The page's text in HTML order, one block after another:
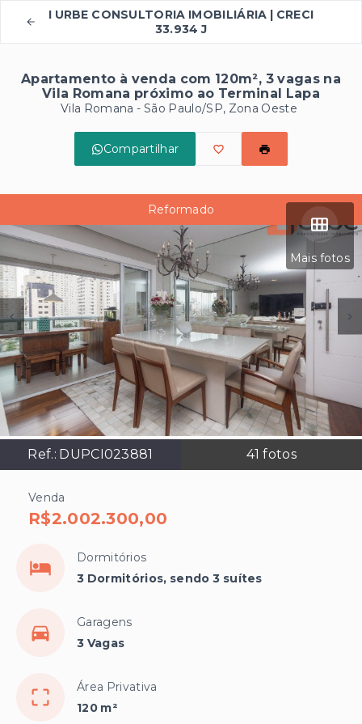
I URBE CONSULTORIA IMOBILIÁRIA | CRECI
33.934 J
Apartamento à venda com 120m², 3 vagas na
Vila Romana próximo ao Terminal Lapa
Vila Romana - São Paulo/SP, Zona Oeste
Compartilhar
Mais fotos
Ref.: DUPCI023881 41 fotos
Reformado
Venda
R$2.002.300,00
Dormitórios
3 Dormitórios, sendo 3 suítes
Garagens
3 Vagas
Área Privativa
120 m²